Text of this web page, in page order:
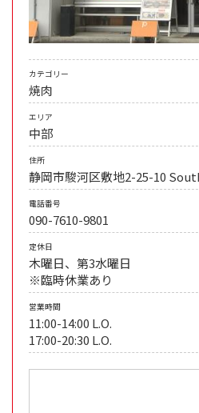
カテゴリー
焼肉
エリア
中部
住所
静岡市駿河区敷地2-25-10
電話番号
090-7610-9801
定休日
木曜日、第3水曜日
※臨時休業あり
営業時間
11:00-14:00 L.O.
17:00-20:30 L.O.